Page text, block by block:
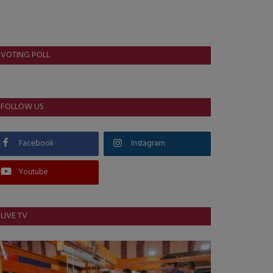
VOTING POLL
FOLLOW US
Facebook Instagram
Youtube
LIVE TV